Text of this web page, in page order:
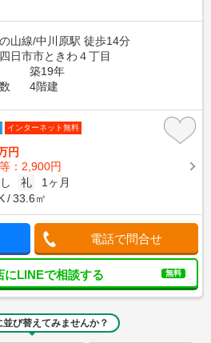
山線/中川原駅 徒歩14分
日市市ときわ４丁目
築19年
4階建
インターネット無料
円
：2,900円
礼
1ヶ月
33.6㎡
電話で問合せ
にLINEで相談する 無料
並び替えてみませんか？